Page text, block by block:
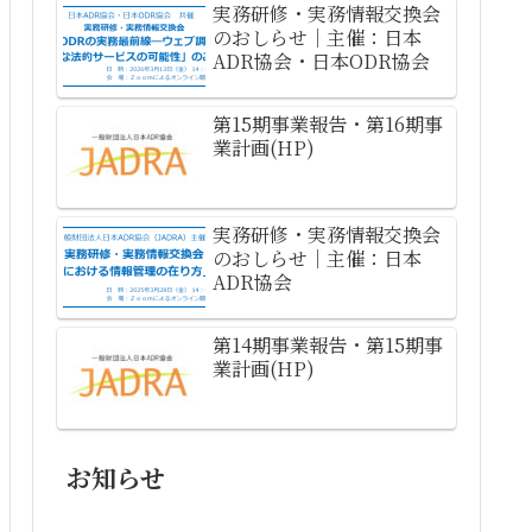
実務研修・実務情報交換会
のおしらせ｜主催：日本
ADR協会・日本ODR協会
第15期事業報告・第16期事
業計画(HP)
実務研修・実務情報交換会
のおしらせ｜主催：日本
ADR協会
第14期事業報告・第15期事
業計画(HP)
お知らせ